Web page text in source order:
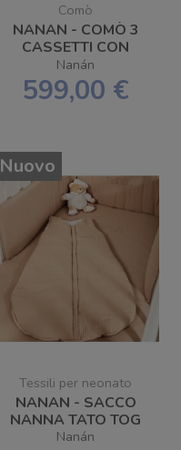
Comò
NANAN - COMÒ 3
CASSETTI CON
POMELLI ORSETTO -
SPEDIZIONE
GRATUITA
Nanán
599,00 €
Nuovo
Tessili per neonato
NANAN - SACCO
NANNA TATO TOG
2.5 0-6 MESI
Nanán